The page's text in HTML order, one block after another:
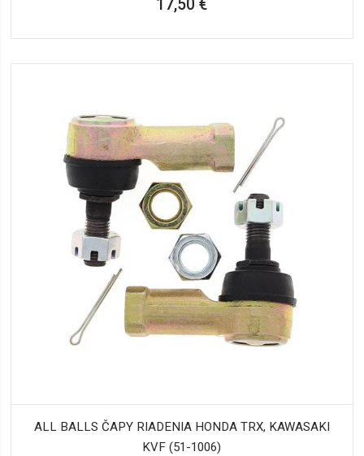
17,50 €
ALL BALLS ČAPY RIADENIA HONDA TRX, KAWASAKI
KVF (51-1006)